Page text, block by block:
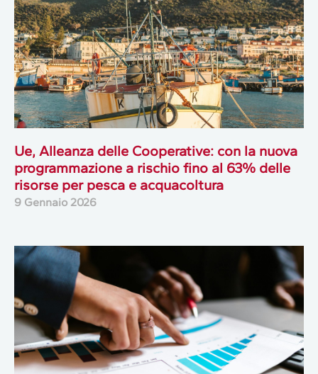
Ue, Alleanza delle Cooperative: con la nuova
programmazione a rischio fino al 63% delle
risorse per pesca e acquacoltura
9 Gennaio 2026